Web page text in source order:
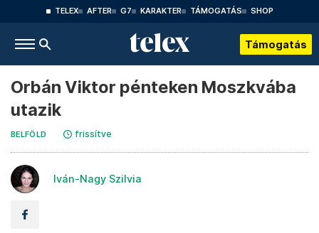
TELEX AFTER G7 KARAKTER TÁMOGATÁS SHOP
Támogatás
Orbán Viktor pénteken Moszkvába
utazik
BELFÖLD frissítve
Iván-Nagy Szilvia